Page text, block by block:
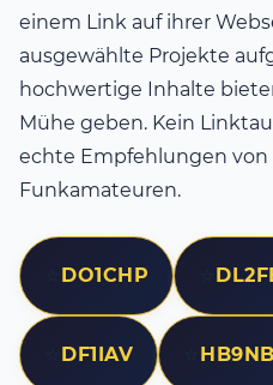
einem Link auf ihrer
ausgewählte Projekte
hochwertige Inhalte
Mühe geben. Kein
echte Empfehlungen
Funkamateuren.
DO1CHP
DF1IAV